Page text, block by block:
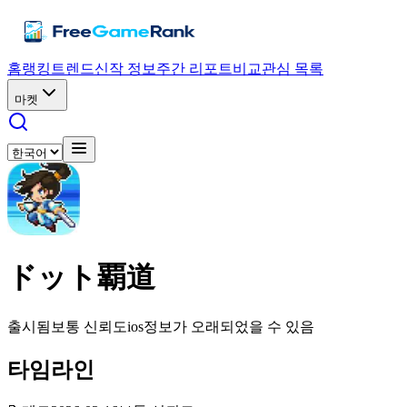
홈랭킹 트렌드신작 정보 주간 리포트비교관심 목록
마켓
ドット覇道
출시됨 보통 신뢰도ios정보가 오래되었을 수 있음
타임라인